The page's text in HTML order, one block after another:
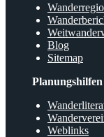
Blog
Sitemap
Planungshilfen
Weblinks